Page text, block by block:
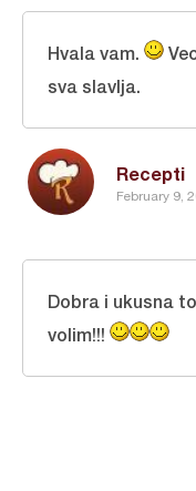
Recepti
February 9,
Hvala vam.
sva slavlja.
Dobra i ukusna
volim!!!